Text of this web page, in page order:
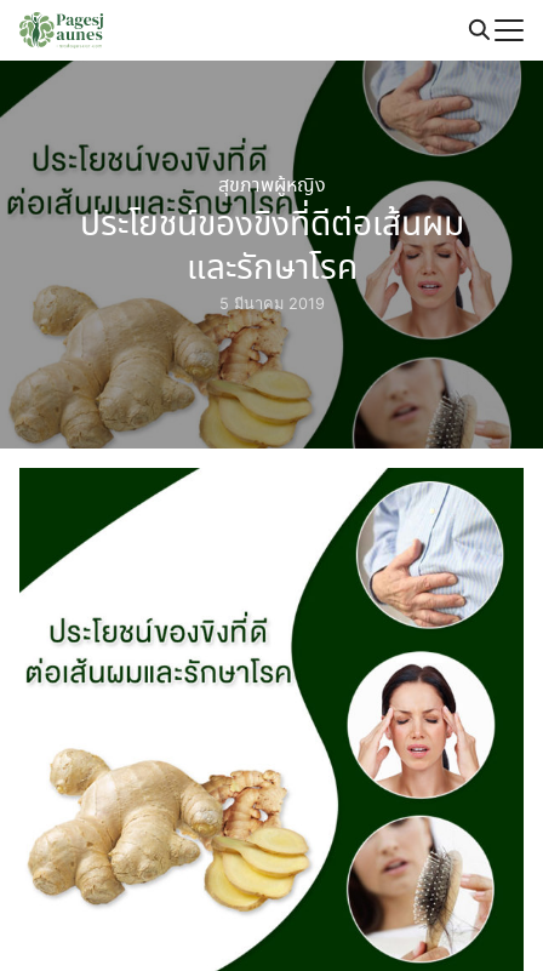
Skip
content
Search
for:
สุขภาพผู้หญิง
ประโยชน์ของขิงที่ดีต่อเส้นผม
และรักษาโรค
5 มีนาคม 2019